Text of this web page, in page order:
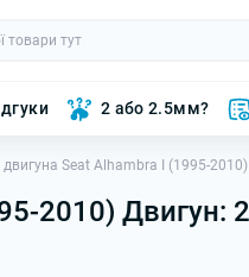
2 або 2.5мм?
двигуна Seat Alhambra I (1995-
2010)